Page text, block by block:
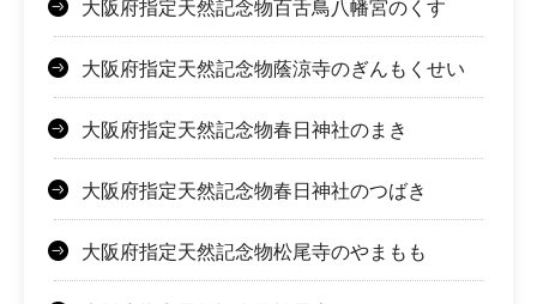
大阪府指定天然記念物百舌鳥八幡宮のくす
大阪府指定天然記念物蔭涼寺のぎんもくせい
大阪府指定天然記念物春日神社のまき
大阪府指定天然記念物春日神社のつばき
大阪府指定天然記念物松尾寺のやまもも